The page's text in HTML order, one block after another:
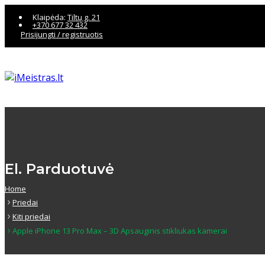
Klaipėda: Tiltų g. 21
+370 677 32 432
Prisijungti / registruotis
El. Parduotuvė
Home
Priedai
Kiti priedai
Apple iPhone 13 Pro Max – 3D Apsauginis stikliukas kamerai